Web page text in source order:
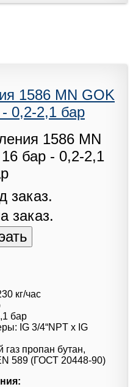
1586 MN GOK
0,2-2,1 бар
заказ.
заказ.
кг/час
бар
IG 3/4“NPT x IG
пропан бутан,
589 (ГОСТ 20448-90)